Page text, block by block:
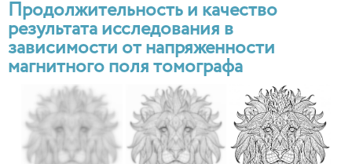
Продолжительность и качество
результата исследования в
зависимости от напряженности
магнитного поля томографа